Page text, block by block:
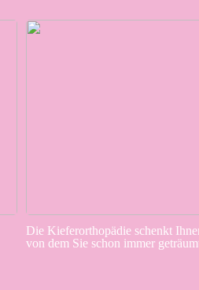
Die Kieferorthopädie schenkt
von dem Sie schon immer